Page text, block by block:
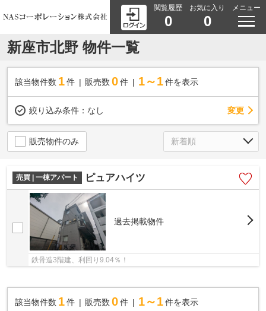
閲覧履歴
0
お気に入り
0
メニュー
新座市北野 物件一覧
該当物件数 1件 販売数 0 件 1～1 件を表示
絞り込み条件： なし 変更
販売物件のみ
売買 | 一棟アパート ピュアハイツ
過去掲載物件
鉄骨造3階建、利回り9.04％！
該当物件数 1件 販売数 0 件 1～1 件を表示